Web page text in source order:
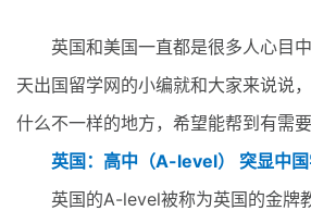
材料准备
签证办理
英国和美国一直都是很多人心目中
天出国留学网的小编就和大家来说说
什么不一样的地方，希望能帮到有需要
英国：高中（A-level） 突显中国
英国的A-level被称为英国的金牌教